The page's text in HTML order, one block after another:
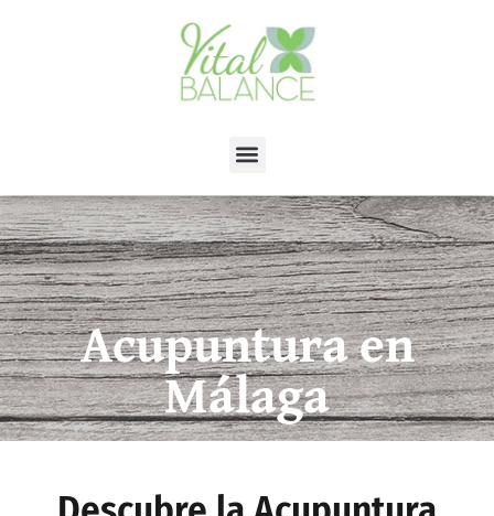
Acupuntura en
Málaga